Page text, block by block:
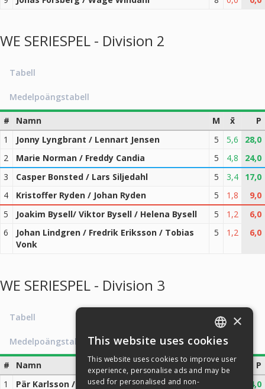
WE SERIESPEL - Division 2
Tabell
Medelpoängstabell
# Namn M x̄
P
1
Jonny Lyngbrant / Lennart Jensen 5 5,6
28,0
2
Marie Norman / Freddy Candia 5 4,8
24,0
3
Casper Bonsted / Lars Siljedahl 5 3,4
17,0
4
Kristoffer Ryden / Johan Ryden 5 1,8
9,0
5
Joakim Bysell/ Viktor Bysell / Helena Bysell 5 1,2
6,0
6
Johan Lindgren / Fredrik Eriksson / Tobias
Vonk
5 1,2 6,0
WE SERIESPEL - Division 3
Tabell
Medelpoängstabell
# Namn M x̄
P
1
Pär Karlsson / Håkan Eliason / Fredrik 24,0
ENGLISH
SWEDISH
×
This website uses cookies
This website uses cookies to improve user
experience, personalise ads and may be
used for personalised and non-